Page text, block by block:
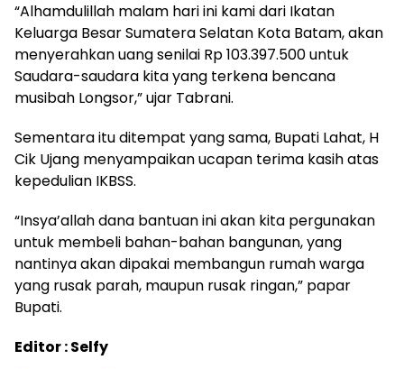
“Alhamdulillah malam hari ini kami dari Ikatan
Keluarga Besar Sumatera Selatan Kota Batam, akan
menyerahkan uang senilai Rp 103.397.500 untuk
Saudara-saudara kita yang terkena bencana
musibah Longsor,” ujar Tabrani.
Sementara itu ditempat yang sama, Bupati Lahat, H
Cik Ujang menyampaikan ucapan terima kasih atas
kepedulian IKBSS.
“Insya’allah dana bantuan ini akan kita pergunakan
untuk membeli bahan-bahan bangunan, yang
nantinya akan dipakai membangun rumah warga
yang rusak parah, maupun rusak ringan,” papar
Bupati.
Editor : Selfy